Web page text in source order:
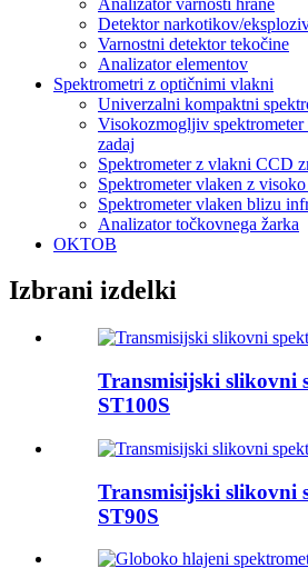
Detektor narkotikov/
Varnostni detektor tekočine
Analizator elementov
Spektrometri z optičnimi vlakni
Univerzalni kompaktni
Visokozmogljiv
zadaj
Spektrometer z vlakni CCD
Spektrometer vlaken z
Spektrometer vlaken blizu
Analizator točkovnega žarka
OKTOB
Izbrani izdelki
Transmisijski slikovni
ST100S
Transmisijski slikovni
ST90S